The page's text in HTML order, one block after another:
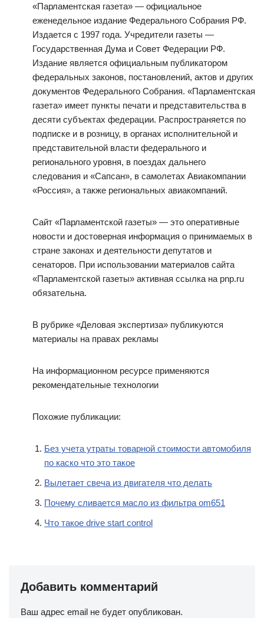
«Парламентская газета» — официальное
еженедельное издание Федерального Собрания РФ.
Издается с 1997 года. Учредители газеты —
Государственная Дума и Совет Федерации РФ.
Издание является официальным публикатором
федеральных законов, постановлений, актов и других
документов Федерального Собрания. «Парламентская
газета» имеет пункты печати и представительства в
десяти субъектах федерации. Распространяется по
подписке и в розницу, в органах исполнительной и
представительной власти федерального и
регионального уровня, в поездах дальнего
следования и «Сапсан», в самолетах Авиакомпании
«Россия», а также региональных авиакомпаний.
Сайт «Парламентской газеты» — это оперативные
новости и достоверная информация о принимаемых в
стране законах и деятельности депутатов и
сенаторов. При использовании материалов сайта
«Парламентской газеты» активная ссылка на pnp.ru
обязательна.
В рубрике «Деловая экспертиза» публикуются
материалы на правах рекламы
На информационном ресурсе применяются
рекомендательные технологии
Похожие публикации:
Без учета утраты товарной стоимости автомобиля
по каско что это такое
Вылетает свеча из двигателя что делать
Почему сливается масло из фильтра om651
Что такое drive start control
Добавить комментарий
Ваш адрес email не будет опубликован.